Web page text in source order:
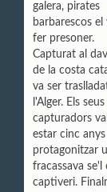
galera, pirates
barbarescos el
fer presoner.
Capturat al
de la costa
va ser
l'Alger. Els seus
capturadors
estar cinc
protagonitzar
fracassava
captiveri.